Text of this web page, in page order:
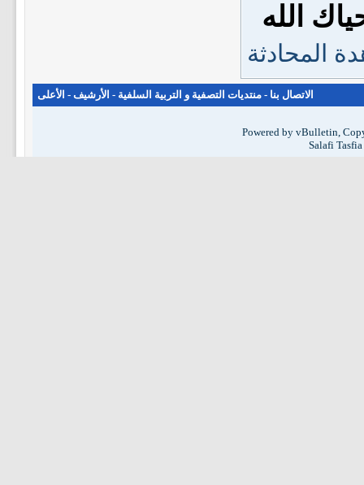
الله
المحادثة
الاتصال بنا - منتديات التصفية و التربية السلفية - الأرشيف - الأعلى
Powered by vBulletin,
Salafi